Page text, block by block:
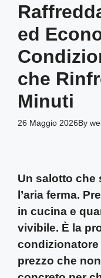
ed
che
Minuti
26 Maggio 2026By
Un salotto che
l’aria ferma.
in cucina e
vivibile. È la
condizionatore
prezzo che